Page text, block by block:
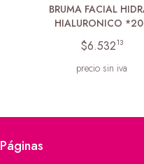
BRUMA FACIAL
HIALURONICO
$6.53213
precio sin iva
Páginas